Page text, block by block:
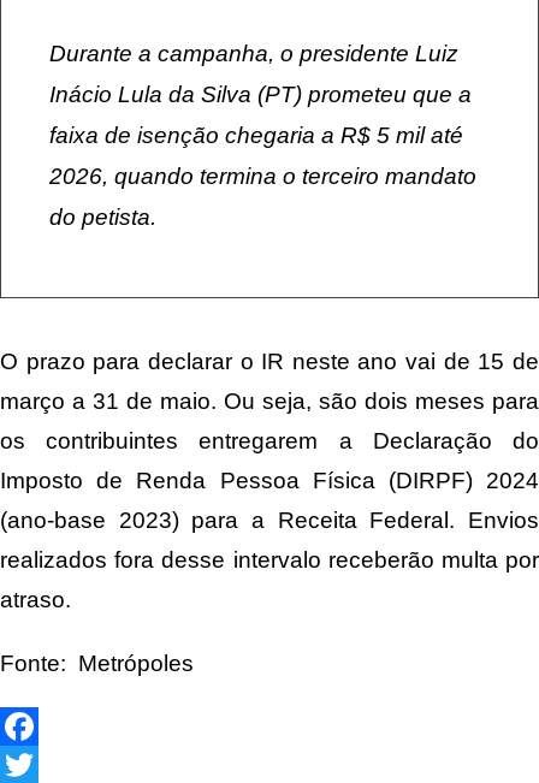
Durante a campanha, o presidente Luiz
Inácio Lula da Silva (PT) prometeu que a
faixa de isenção chegaria a R$ 5 mil até
2026, quando termina o terceiro mandato
do petista.
O prazo para declarar o IR neste ano vai de 15 de
março a 31 de maio. Ou seja, são dois meses para
os contribuintes entregarem a Declaração do
Imposto de Renda Pessoa Física (DIRPF) 2024
(ano-base 2023) para a Receita Federal. Envios
realizados fora desse intervalo receberão multa por
atraso.
Fonte: Metrópoles
Facebook